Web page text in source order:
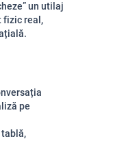
un utilaj
fizic real,
pe
tablă,